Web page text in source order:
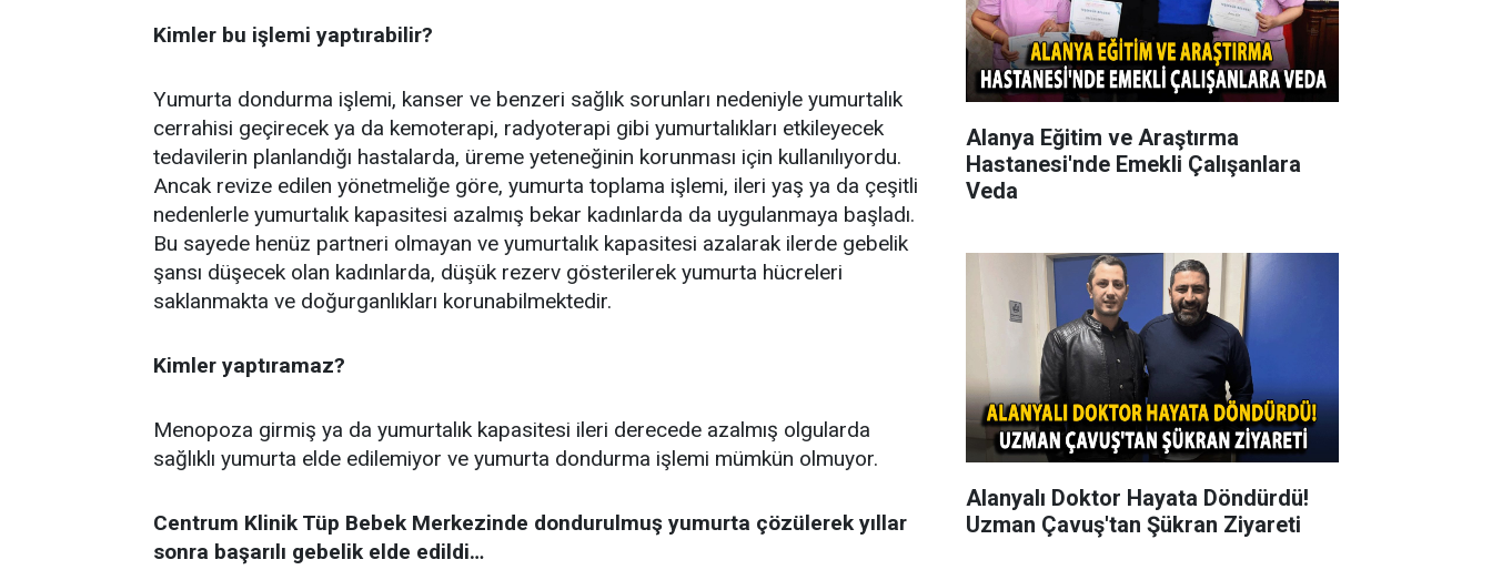
Kimler bu işlemi yaptırabilir?
Yumurta dondurma işlemi, kanser ve benzeri sağlık sorunları nedeniyle yumurtalık
cerrahisi geçirecek ya da kemoterapi, radyoterapi gibi yumurtalıkları etkileyecek
tedavilerin planlandığı hastalarda, üreme yeteneğinin korunması için kullanılıyordu.
Ancak revize edilen yönetmeliğe göre, yumurta toplama işlemi, ileri yaş ya da çeşitli
nedenlerle yumurtalık kapasitesi azalmış bekar kadınlarda da uygulanmaya başladı.
Bu sayede henüz partneri olmayan ve yumurtalık kapasitesi azalarak ilerde gebelik
şansı düşecek olan kadınlarda, düşük rezerv gösterilerek yumurta hücreleri
saklanmakta ve doğurganlıkları korunabilmektedir.
Kimler yaptıramaz?
Menopoza girmiş ya da yumurtalık kapasitesi ileri derecede azalmış olgularda
sağlıklı yumurta elde edilemiyor ve yumurta dondurma işlemi mümkün olmuyor.
Centrum Klinik Tüp Bebek Merkezinde dondurulmuş yumurta çözülerek yıllar
sonra başarılı gebelik elde edildi…
Alanya Eğitim ve Araştırma
Hastanesi'nde Emekli Çalışanlara
Veda
Alanyalı Doktor Hayata Döndürdü!
Uzman Çavuş'tan Şükran Ziyareti